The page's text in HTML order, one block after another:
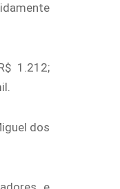
1.212;
dos